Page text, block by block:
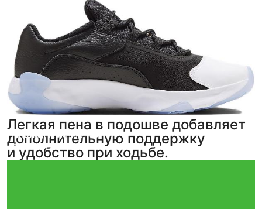
Легкая пена в подошве добавляет
дополнительную поддержку
и удобство при ходьбе.
Кирилл Амстер, 5
фотоиз отзыва
Nikolay, 5
фотоиз отзыва